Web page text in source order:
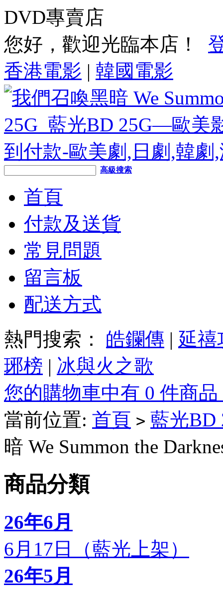
DVD專賣店
您好，歡迎光臨本店！
香港電影 | 韓國電影
高級搜索
首頁
付款及送貨
常見問題
留言板
配送方式
熱門搜索： 皓鑭傳 | 延禧
琊榜 | 冰與火之歌
您的購物車中有 0 件商
當前位置: 首頁 > 藍光
暗 We Summon the
商品分類
26年6月
6月17日（藍光上架）
26年5月